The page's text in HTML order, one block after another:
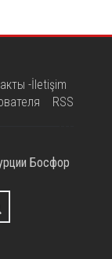
-İletişim
RSS
Босфор